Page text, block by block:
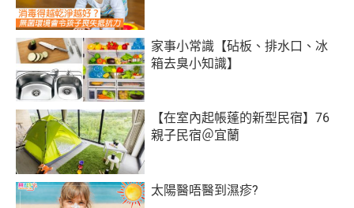
家事小常識【砧板、排水口、冰
箱去臭小知識】
【在室內起帳蓬的新型民宿】76
親子民宿＠宜蘭
太陽醫唔醫到濕疹?